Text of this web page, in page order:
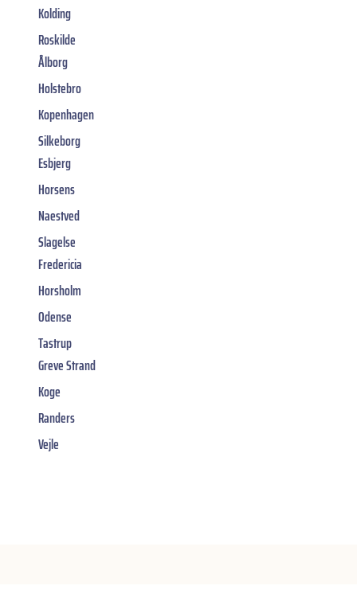
Kolding
Roskilde
Ålborg
Holstebro
Kopenhagen
Silkeborg
Esbjerg
Horsens
Naestved
Slagelse
Fredericia
Horsholm
Odense
Tastrup
Greve Strand
Koge
Randers
Vejle